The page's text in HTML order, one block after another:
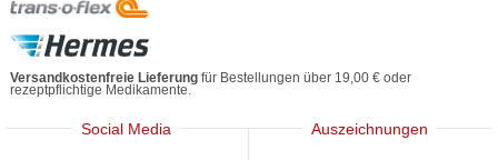
Versandkostenfreie Lieferung für Bestellungen über 19,00 € oder
rezeptpflichtige Medikamente.
Social Media Auszeichnungen